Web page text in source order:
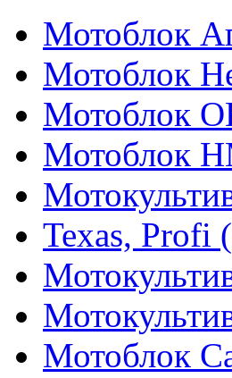
Мотоблок
Мотоблок
Мотоблок
Мотоблок
Texas, Profi
Мотоблок